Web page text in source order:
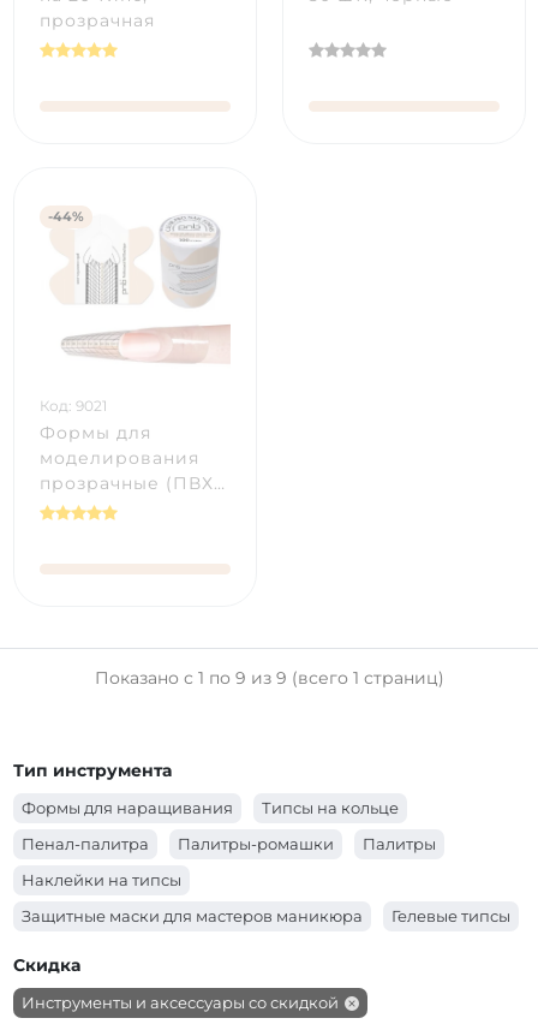
прозрачная
-44%
Код: 9021
Формы для
моделирования
прозрачные (ПВХ-
пластик) / Clear-
PNB
Показано с 1 по 9 из 9 (всего 1 страниц)
Тип инструмента
Формы для наращивания
Типсы на кольце
Пенал-палитра
Палитры-ромашки
Палитры
Наклейки на типсы
Защитные маски для мастеров маникюра
Гелевые типсы
Скидка
Инструменты и аксессуары со скидкой